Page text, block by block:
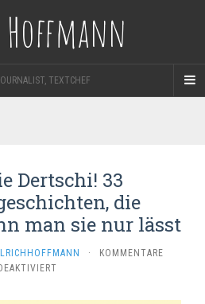
TEXTCHEF
Dertschi! 33
die
man sie nur lässt
·
KOMMENTARE
DEAKTIVIERT
IN